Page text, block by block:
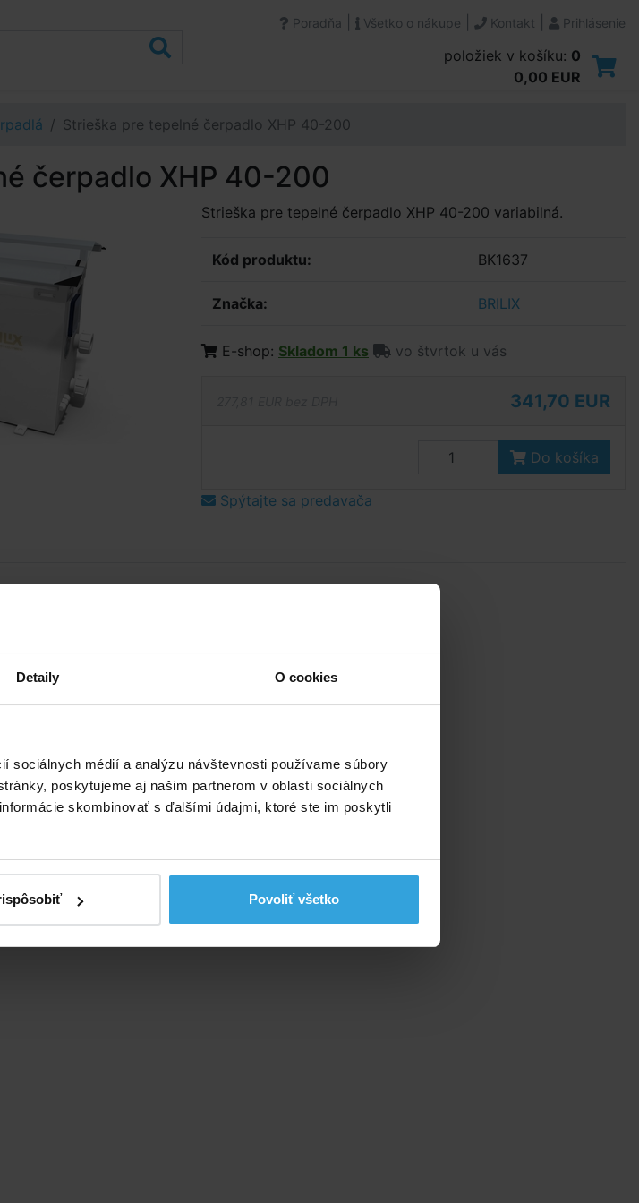
Detaily O cookies
sociálnych médií a analýzu návštevnosti používame súbory
poskytujeme aj našim partnerom v oblasti sociálnych
skombinovať s ďalšími údajmi, ktoré ste im poskytli
Povoliť všetko
Poradňa Všetko o nákupe Kontakt Prihlásenie
položiek v košíku: 0
0,00 EUR
Strieška pre tepelné čerpadlo XHP 40-200
čerpadlo XHP 40-200
Strieška pre tepelné čerpadlo XHP 40-200 variabilná.
Kód produktu: BK1637
Značka: BRILIX
E-shop: Skladom 1 ks vo štvrtok u vás
341,70 EUR
Do košíka
Spýtajte sa predavača
rozmerov tepelného
ELOX